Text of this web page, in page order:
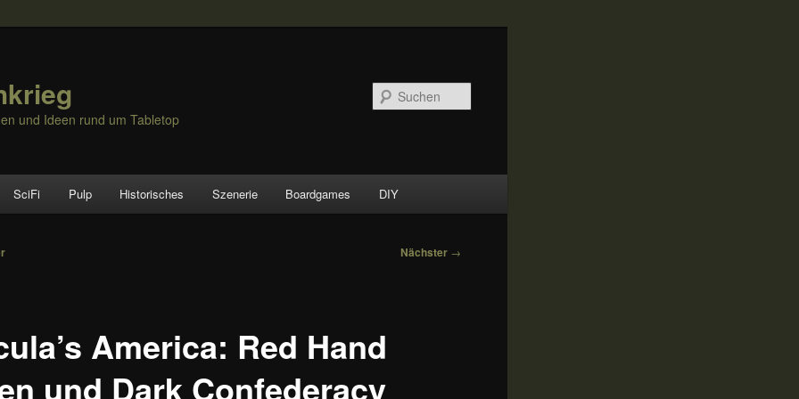
und Ideen rund um Tabletop
SciFi Pulp Historisches Szenerie Boardgames DIY
Nächster →
America: Red Hand
und Dark Confederacy